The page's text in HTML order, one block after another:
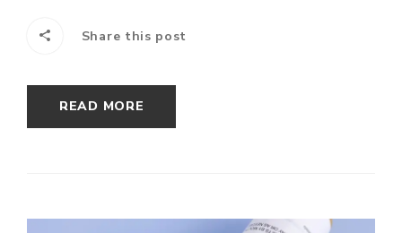
READ MORE
Share this post